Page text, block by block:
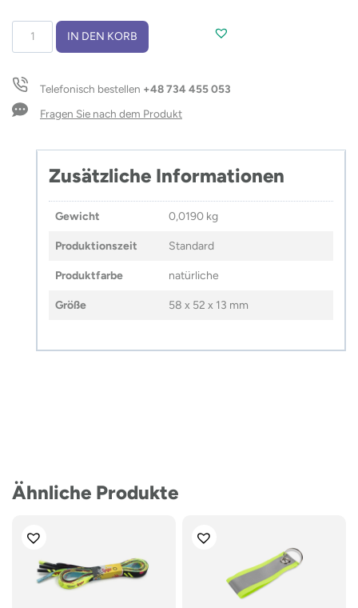
Haftnotizen
LOVA
Menge
IN DEN KORB
Telefonisch bestellen +48 734 455 053
Fragen Sie nach dem Produkt
Zusätzliche Informationen
Gewicht 0,0190 kg
Produktionszeit Standard
Produktfarbe natürliche
Größe 58 x 52 x 13 mm
Ähnliche Produkte